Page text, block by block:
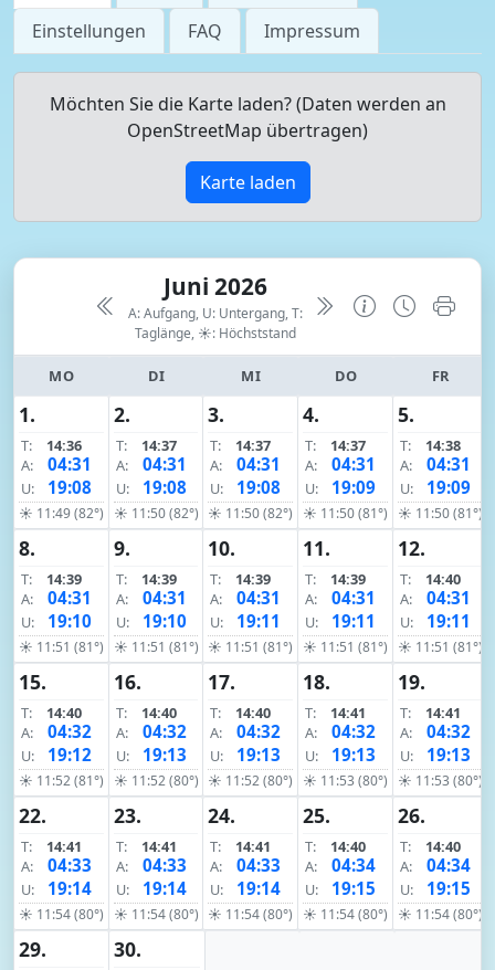
Einstellungen
FAQ Impressum
Möchten Sie die Karte laden? (Daten werden an
OpenStreetMap übertragen)
Karte laden
Juni 2026
A: Aufgang, U: Untergang, T:
Taglänge, ☀: Höchststand
MO DI MI DO FR
1.
T:
14:36
A:
04:31
U: 19:08
☀ 11:49 (82°)
2.
T:
14:37
A:
04:31
U: 19:08
☀ 11:50 (82°)
3.
T:
14:37
A:
04:31
U: 19:08
☀ 11:50 (82°)
4.
T:
14:37
A:
04:31
U: 19:09
☀ 11:50 (81°)
5.
T:
14:38
A:
04:31
U: 19:09
☀ 11:50 (81°)
8.
T:
14:39
A:
04:31
U: 19:10
☀ 11:51 (81°)
9.
T:
14:39
A:
04:31
U: 19:10
☀ 11:51 (81°)
10.
T:
14:39
A:
04:31
U: 19:11
☀ 11:51 (81°)
11.
T:
14:39
A:
04:31
U: 19:11
☀ 11:51 (81°)
12.
T:
14:40
A:
04:31
U: 19:11
☀ 11:51 (81°)
15.
T:
14:40
A:
04:32
U: 19:12
☀ 11:52 (81°)
16.
T:
14:40
A:
04:32
U: 19:13
☀ 11:52 (80°)
17.
T:
14:40
A:
04:32
U: 19:13
☀ 11:52 (80°)
18.
T:
14:41
A:
04:32
U: 19:13
☀ 11:53 (80°)
19.
T:
14:41
A:
04:32
U: 19:13
☀ 11:53 (80°)
22.
T:
14:41
A:
04:33
U: 19:14
☀ 11:54 (80°)
23.
T:
14:41
A:
04:33
U: 19:14
☀ 11:54 (80°)
24.
T:
14:41
A:
04:33
U: 19:14
☀ 11:54 (80°)
25.
T:
14:40
A:
04:34
U: 19:15
☀ 11:54 (80°)
26.
T:
14:40
A:
04:34
U: 19:15
☀ 11:54 (80°)
29. 30.